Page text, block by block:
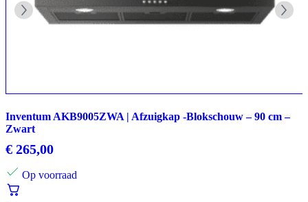
Inventum AKB9005ZWA | Afzuigkap -Blokschouw – 90 cm –
Zwart
€ 265,00
Op voorraad